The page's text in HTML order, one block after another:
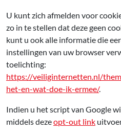
U kunt zich afmelden voor
zo in te stellen dat deze geen
kunt u ook alle informatie die
instellingen van uw browser
toelichting:
https://veiliginternetten.nl/
het-en-wat-doe-ik-ermee/.
Indien u het script van Google
middels dezeopt-out link